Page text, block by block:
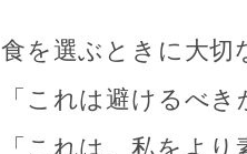
食を選ぶときに大切
「これは避けるべき
「これは、私をよ